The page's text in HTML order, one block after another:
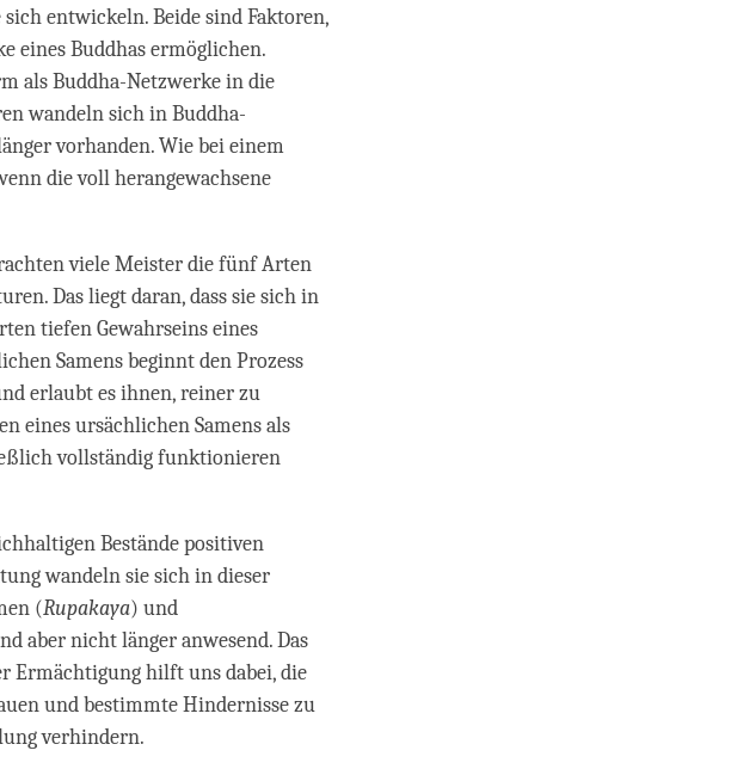
entwickeln. Beide sind Faktoren,
eines Buddhas ermöglichen.
als Buddha-Netzwerke in die
wandeln sich in Buddha-
vorhanden. Wie bei einem
die voll herangewachsene
viele Meister die fünf Arten
Das liegt daran, dass sie sich in
tiefen Gewahrseins eines
Samens beginnt den Prozess
erlaubt es ihnen, reiner zu
eines ursächlichen Samens als
vollständig funktionieren
Bestände positiven
wandeln sie sich in dieser
(Rupakaya) und
aber nicht länger anwesend. Das
Ermächtigung hilft uns dabei, die
und bestimmte Hindernisse zu
verhindern.